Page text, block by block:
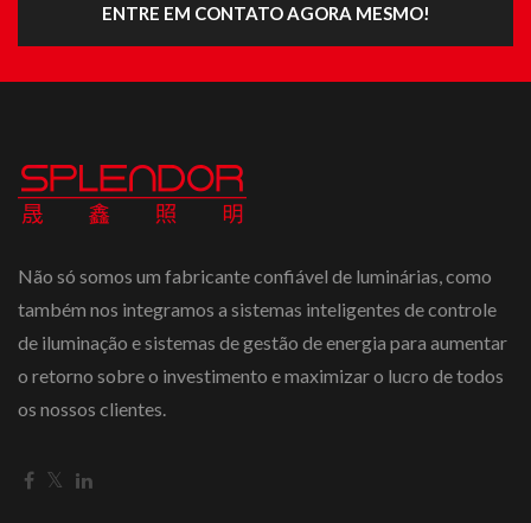
ENTRE EM CONTATO AGORA MESMO!
Não só somos um fabricante confiável de luminárias, como
também nos integramos a sistemas inteligentes de controle
de iluminação e sistemas de gestão de energia para aumentar
o retorno sobre o investimento e maximizar o lucro de todos
os nossos clientes.